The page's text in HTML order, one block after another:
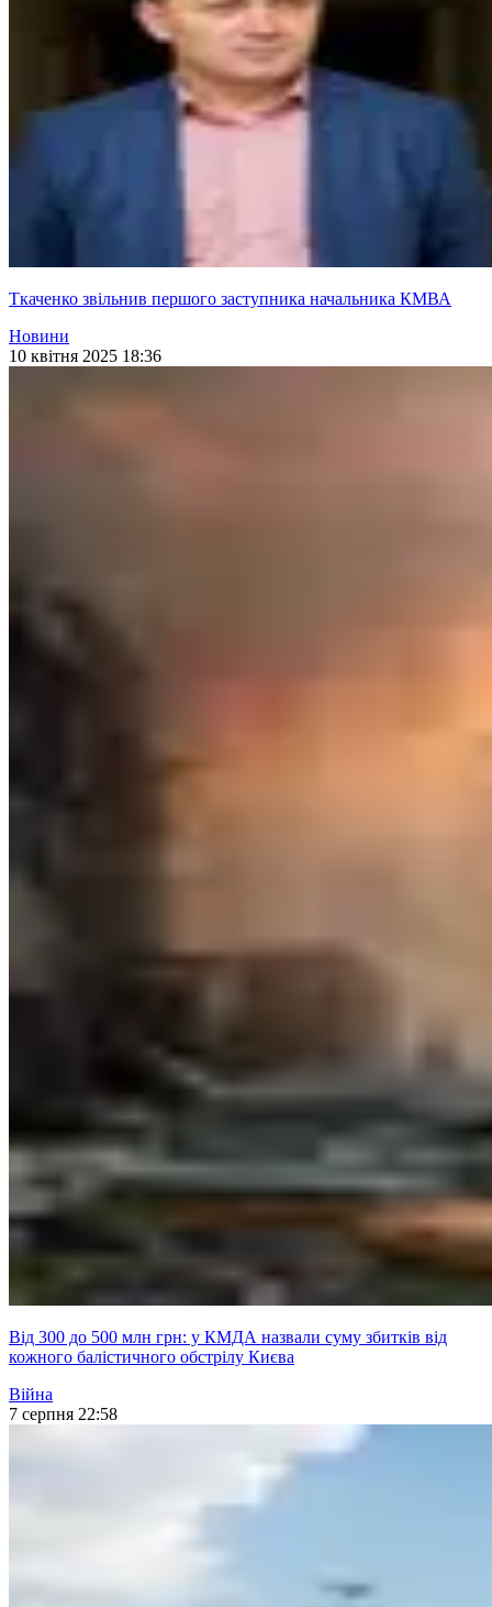
Ткаченко звільнив першого заступника начальника КМВА
Новини
10 квітня 2025 18:36
Від 300 до 500 млн грн: у КМДА назвали суму збитків від
кожного балістичного обстрілу Києва
Війна
7 серпня 22:58